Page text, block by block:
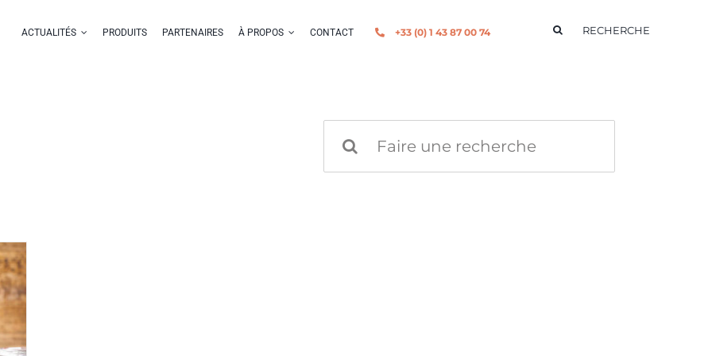
ACTUALITÉS PRODUITS PARTENAIRES À PROPOS
France et à l'export.
EUROSPECHIM EST COMPOSÉE D'UNE ÉQUIPED’INGÉNIEURS COMMERCIAUX.
CONTACT +33 (0) 1 43 87 00 74